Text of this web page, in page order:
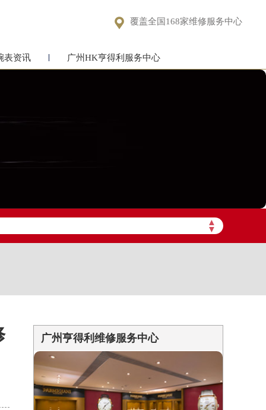
 覆盖全国168家维修服务中心
表资讯 广州HK亨得利服务中心
▲
▼
广州亨得利维修服务中心